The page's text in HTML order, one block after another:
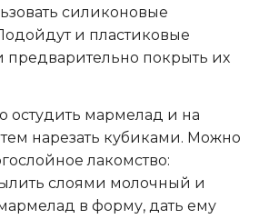
силиконовые
и пластиковые
покрыть их
остудить мармелад и на
нарезать кубиками. Можно
лакомство:
слоями молочный и
в форму, дать ему